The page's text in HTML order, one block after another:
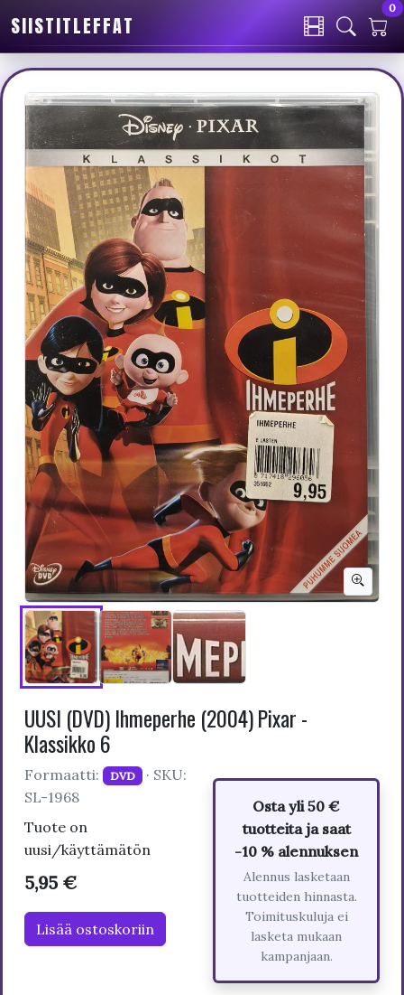
SIISTITLEFFAT
0
UUSI (DVD) Ihmeperhe (2004) Pixar -
Klassikko 6
Formaatti: DVD · SKU:
SL-1968
Tuote on
uusi/käyttämätön
5,95 €
Lisää ostoskoriin
Osta yli 50 €
tuotteita ja saat
-10 % alennuksen
Alennus lasketaan
tuotteiden hinnasta.
Toimituskuluja ei
lasketa mukaan
kampanjaan.